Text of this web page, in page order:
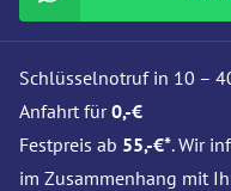
Schlüsselnotruf in 10 –
Anfahrt für0,-€
Festpreis ab 55,-€*. Wir
im Zusammenhang mit